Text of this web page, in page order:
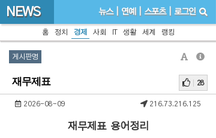
NEWS 뉴스 연예 스포츠 로그인
홈 정치 경제 사회 IT 생활 세계 랭킹
게시판명
재무제표 28
2026-08-09 216.73.216.125
재무제표 용어정리